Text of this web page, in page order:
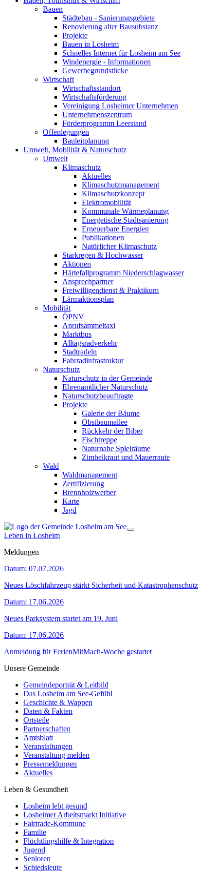
Bauen
Städtebau - Sanierungsgebiete
Renovierung alter Bausubstanz
Projekte
Bauen in Losheim
Schnelles Internet für Losheim am See
Windenergie - Informationen
Gewerbegrundstücke
Wirtschaft
Wirtschaftsstandort
Wirtschaftsförderung
Vereinigung Losheimer Unternehmen
Unternehmenszentrum
Förderprogramm Leerstand
Offenlegungen
Bauleitplanung
Umwelt, Mobilität & Naturschutz
Umwelt
Klimaschutz
Aktuelles
Klimaschutzmanagement
Klimaschutzkonzept
Elektromobilität
Kommunale Wärmeplanung
Energetische Stadtsanierung
Erneuerbare Energien
Publikationen
Natürlicher Klimaschutz
Starkregen & Hochwasser
Aktionen
Härtefallprogramm Niederschlagwasser
Ansprechpartner
Freiwilligendienst & Praktikum
Lärmaktionsplan
Mobilität
ÖPNV
Anrufsammeltaxi
Marktbus
Alltagsradverkehr
Stadtradeln
Fahrradinfrastruktur
Naturschutz
Naturschutz in der Gemeinde
Ehrenamtlicher Naturschutz
Naturschutzbeauftragte
Projekte
Galerie der Bäume
Obstbaumallee
Rückkehr der Biber
Fischtreppe
Naturnahe Spielräume
Zimbelkraut und Mauerraute
Wald
Waldmanagement
Zertifizierung
Brennholzwerber
Karte
Jagd
Leben in Losheim
Meldungen
Datum: 07.07.2026
Neues Löschfahrzeug stärkt Sicherheit und Katastrophenschutz
Datum: 17.06.2026
Neues Parksystem startet am 19. Juni
Datum: 17.06.2026
Anmeldung für FerienMitMach-Woche gestartet
Unsere Gemeinde
Gemeindeporträt & Leitbild
Das Losheim am See-Gefühl
Geschichte & Wappen
Daten & Fakten
Ortsteile
Partnerschaften
Amtsblatt
Veranstaltungen
Veranstaltung melden
Pressemeldungen
Aktuelles
Leben & Gesundheit
Losheim lebt gesund
Losheimer Arbeitsmarkt Initiative
Fairtrade-Kommune
Familie
Flüchtlingshilfe & Integration
Jugend
Senioren
Schiedsleute